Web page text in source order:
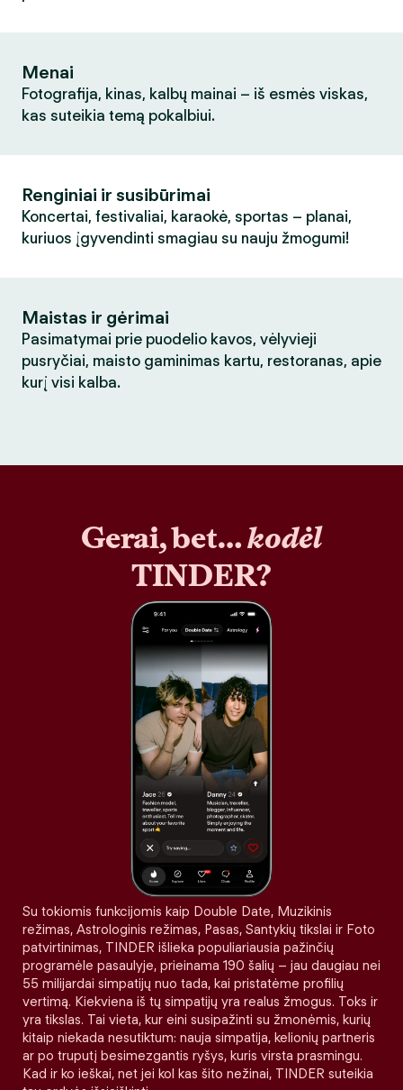
Menai
Fotografija, kinas, kalbų mainai – iš esmės viskas,
kas suteikia temą pokalbiui.
Renginiai ir susibūrimai
Koncertai, festivaliai, karaokė, sportas – planai,
kuriuos įgyvendinti smagiau su nauju žmogumi!
Maistas ir gėrimai
Pasimatymai prie puodelio kavos, vėlyvieji
pusryčiai, maisto gaminimas kartu, restoranas, apie
kurį visi kalba.
Gerai, bet…kodėl
TINDER?
Su tokiomis funkcijomis kaip Double Date, Muzikinis
režimas, Astrologinis režimas, Pasas, Santykių tikslai ir Foto
patvirtinimas, TINDER išlieka populiariausia pažinčių
programėle pasaulyje, prieinama 190 šalių – jau daugiau nei
55 milijardai simpatijų nuo tada, kai pristatėme profilių
vertimą. Kiekviena iš tų simpatijų yra realus žmogus. Toks ir
yra tikslas. Tai vieta, kur eini susipažinti su žmonėmis, kurių
kitaip niekada nesutiktum: nauja simpatija, kelionių partneris
ar po truputį besimezgantis ryšys, kuris virsta prasmingu.
Kad ir ko ieškai, net jei kol kas šito nežinai, TINDER suteikia